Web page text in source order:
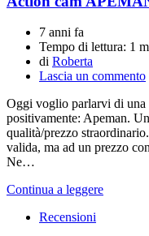
7 anni fa
Tempo di lettura: 1
di Roberta
Lascia un commento
Oggi voglio parlarvi di una
positivamente: Apeman.
qualità/prezzo
valida, ma ad un prezzo
Ne…
Continua a leggere
Recensioni